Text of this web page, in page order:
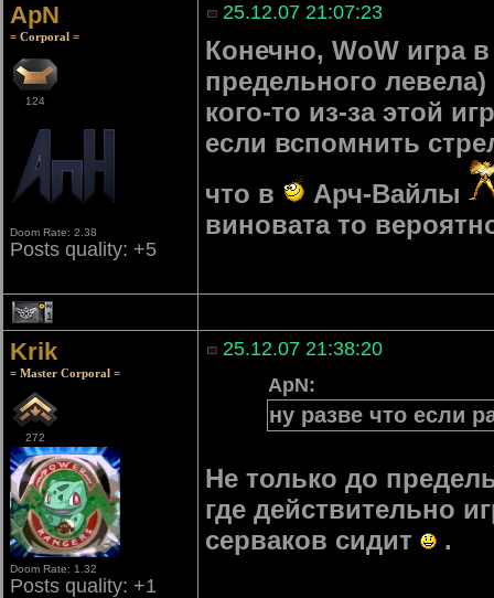
ApN
= Corporal =
124
Doom Rate: 2.38
Posts quality: +5
25.12.07 21:07:23
Конечно, WoW игра
предельного
кого-то из-за этой
если вспомнить
что в
Арч-Вайлы
виновата то
1
Krik
= Master Corporal =
272
Doom Rate: 1.32
Posts quality: +1
25.12.07 21:38:20
ApN:
ну разве что если
Не только до
где действительно
серваков сидит
.